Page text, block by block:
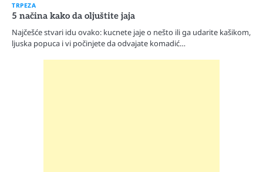
TRPEZA
5 načina kako da oljuštite jaja
Najčešće stvari idu ovako: kucnete jaje o nešto ili ga udarite kašikom,
ljuska popuca i vi počinjete da odvajate komadić…